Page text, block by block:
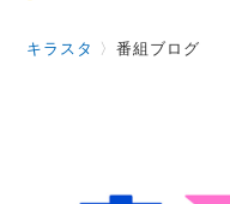
キラスタ 〉番組ブログ